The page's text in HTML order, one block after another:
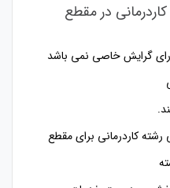
در مقطع
گرایش خاصی نمی باشد
کاردرمانی برای مقطع